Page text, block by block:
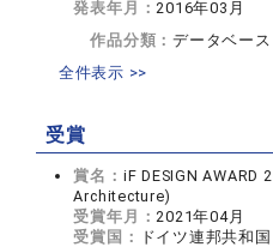
発表年月：2016年03月
作品分類：データベース
全件表示 >>
受賞
賞名： iF DESIGN
Architecture)
受賞年月：2021年04月
受賞国：
ドイツ連邦共和国